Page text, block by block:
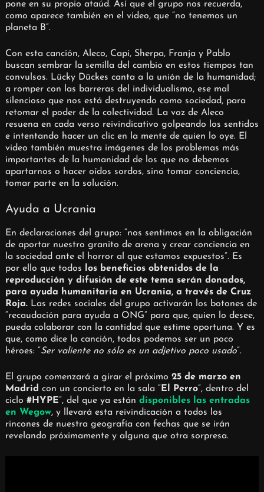
pone en su propio ataúd. Así que el grupo nos recuerda,
como aparece también en el video, que “no tenemos un
planeta B”.
Con esta canción, Aleco, Capi, Sherpa, Franja y Pablo
buscan sembrar la semilla del cambio en estos tiempos tan
convulsos. Lücky Dückes canta a la unión de la humanidad;
a romper con las barreras del individualismo, ese mal
silencioso que nos está destruyendo como sociedad, para
retomar el poder de la colectividad. La voz de Aleco
resuena en cada verso reivindicativo golpeando los sentidos
e intentando hacer un clic en la mente de quien lo oye. El
video también muestra imágenes de los problemas más
importantes de la humanidad de los que no debemos
apartarnos o hacer oídos sordos, sino tomar conciencia,
tomar parte en la solución.
Ayuda a Ucrania
En declaraciones del grupo: “nos sentimos en la obligación
de aportar nuestro granito de arena y crear conciencia en
la sociedad ante el horror al que estamos expuestos”. Es
por ello que todos los beneficios obtenidos de la
reproducción y difusión de este tema serán donados,
para ayuda humanitaria en Ucrania, a través de Cruz
Roja.Las redes sociales del grupo activarán los botones de
“recaudación para ayuda a ONG” para que, quien lo desee,
pueda colaborar con la cantidad que estime oportuna. Y es
que, como dice la canción, todos podemos ser un poco
héroes: “Ser valiente no sólo es un adjetivo poco usado”.
El grupo comenzará a girar el próximo 25 de marzo en
Madrid con un concierto en la sala “El Perro”, dentro del
ciclo #HYPE”, del que ya están disponibles las entradas
en Wegow, y llevará esta reivindicación a todos los
rincones de nuestra geografía con fechas que se irán
revelando próximamente y alguna que otra sorpresa.